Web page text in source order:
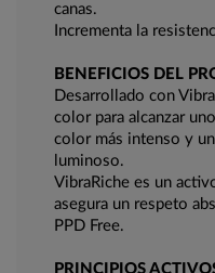
canas.
Incrementa la
BENEFICIOS DEL
Desarrollado con
color para alcanzar
color más intenso y
luminoso.
VibraRiche es un
asegura un respeto
PPD Free.
PRINCIPIOS